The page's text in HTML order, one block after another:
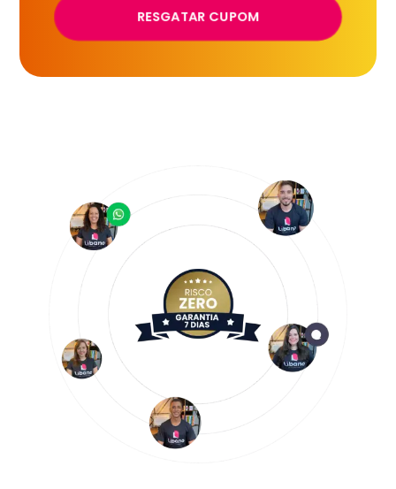
RESGATAR CUPOM